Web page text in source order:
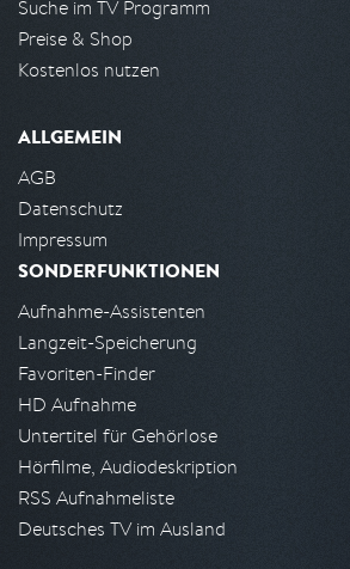
Suche im TV Programm
Preise & Shop
Kostenlos nutzen
ALLGEMEIN
AGB
Datenschutz
Impressum
SONDERFUNKTIONEN
Aufnahme-Assistenten
Langzeit-Speicherung
Favoriten-Finder
HD Aufnahme
Untertitel für Gehörlose
Hörfilme, Audiodeskription
RSS Aufnahmeliste
Deutsches TV im Ausland